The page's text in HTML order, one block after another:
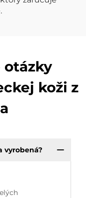
otázky
koži z
vyrobená?